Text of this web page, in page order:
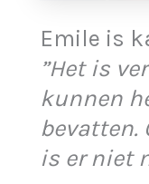
Emile is
”Het is
kunnen
bevatten.
is er niet